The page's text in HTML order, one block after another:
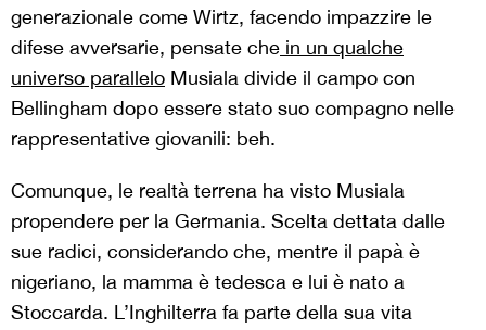
generazionale come Wirtz, facendo impazzire le
difese avversarie, pensate che in un qualche
universo parallelo Musiala divide il campo con
Bellingham dopo essere stato suo compagno nelle
rappresentative giovanili: beh.
Comunque, le realtà terrena ha visto Musiala
propendere per la Germania. Scelta dettata dalle
sue radici, considerando che, mentre il papà è
nigeriano, la mamma è tedesca e lui è nato a
Stoccarda. L’Inghilterra fa parte della sua vita